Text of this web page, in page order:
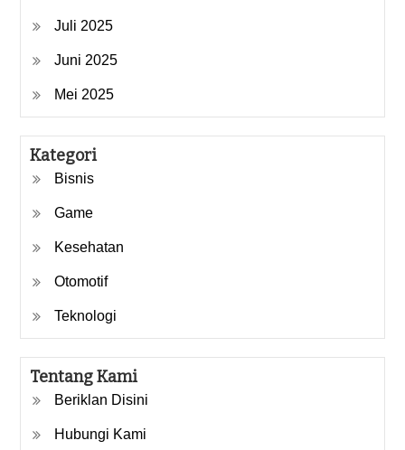
Juli 2025
Juni 2025
Mei 2025
Kategori
Bisnis
Game
Kesehatan
Otomotif
Teknologi
Tentang Kami
Beriklan Disini
Hubungi Kami